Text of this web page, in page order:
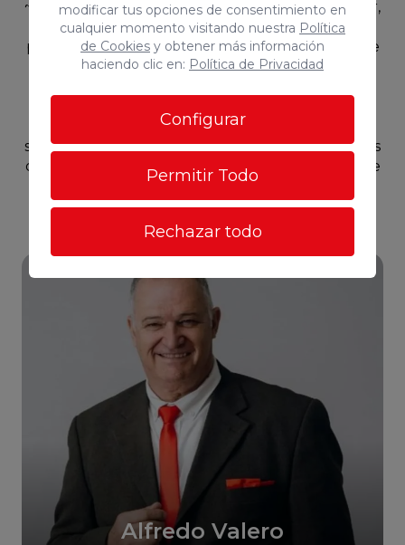
~~"A todo esto, le suma que cuenta con ascensor,
plaza de garaje y trastero. La solución completa
para empezar tu nueva vida aquí."~~Consúlteme
sin compromiso, le ayudaremos con la
gastos de notaría, registro, ni cualquier otro que
según ley pueda corresponder al comprador. Los
datos expuestos son meramente orientativos y se
encuentran sujetos a errores u omisiones
involuntarias.~~
Alfredo Valero
modificar tus opciones de consentimiento en
cualquier momento visitando nuestra Política
de Cookies y obtener más información
haciendo clic en: Política de Privacidad
Configurar
Permitir Todo
Rechazar todo